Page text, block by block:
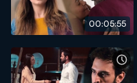
00:05:55